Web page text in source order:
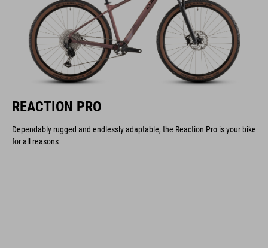
REACTION PRO
Dependably rugged and endlessly adaptable, the Reaction Pro is your bike
for all reasons